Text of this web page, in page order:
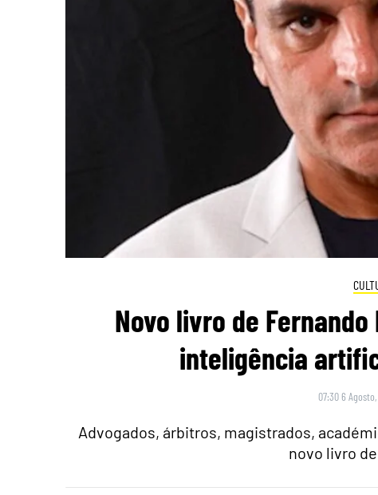
Novo livro de
inteligência
07:30 6
Advogados, árbitros, magistrados,
novo livro